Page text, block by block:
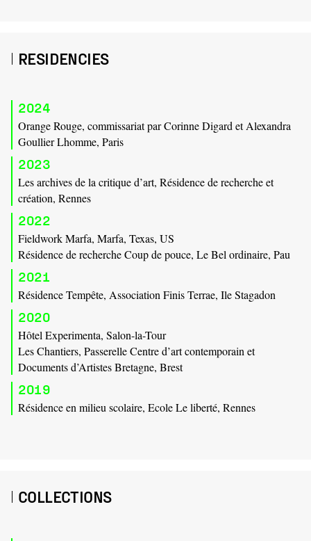
RESIDENCIES
2024
Orange Rouge, commissariat par Corinne Digard et Alexandra
Goullier Lhomme, Paris
2023
Les archives de la critique d’art, Résidence de recherche et
création, Rennes
2022
Fieldwork Marfa, Marfa, Texas, US
Résidence de recherche Coup de pouce, Le Bel ordinaire, Pau
2021
Résidence Tempête, Association Finis Terrae, Ile Stagadon
2020
Hôtel Experimenta, Salon-la-Tour
Les Chantiers, Passerelle Centre d’art contemporain et
Documents d’Artistes Bretagne, Brest
2019
Résidence en milieu scolaire, Ecole Le liberté, Rennes
COLLECTIONS